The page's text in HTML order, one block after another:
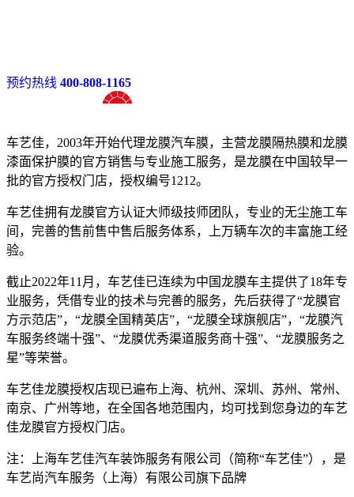
预约热线 400-808-1165
车艺佳，2003年开始代理龙膜汽车膜，主营龙膜隔热膜和龙膜
漆面保护膜的官方销售与专业施工服务，是龙膜在中国较早一
批的官方授权门店，授权编号1212。
车艺佳拥有龙膜官方认证大师级技师团队，专业的无尘施工车
间，完善的售前售中售后服务体系，上万辆车次的丰富施工经
验。
截止2022年11月，车艺佳已连续为中国龙膜车主提供了18年专
业服务，凭借专业的技术与完善的服务，先后获得了“龙膜官
方示范店”，“龙膜全国精英店”，“龙膜全球旗舰店”，“龙膜汽
车服务终端十强”、“龙膜优秀渠道服务商十强”、“龙膜服务之
星”等荣誉。
车艺佳龙膜授权店现已遍布上海、杭州、深圳、苏州、常州、
南京、广州等地，在全国各地范围内，均可找到您身边的车艺
佳龙膜官方授权门店。
注：上海车艺佳汽车装饰服务有限公司（简称“车艺佳”），是
车艺尚汽车服务（上海）有限公司旗下品牌